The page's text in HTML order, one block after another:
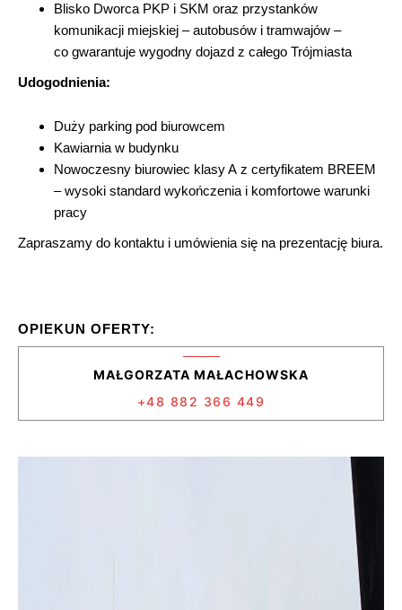
Blisko Dworca PKP i SKM oraz przystanków
komunikacji miejskiej – autobusów i tramwajów –
co gwarantuje wygodny dojazd z całego Trójmiasta
Udogodnienia:
Duży parking pod biurowcem
Kawiarnia w budynku
Nowoczesny biurowiec klasy A z certyfikatem BREEM
– wysoki standard wykończenia i komfortowe warunki
pracy
Zapraszamy do kontaktu i umówienia się na prezentację biura.
OPIEKUN OFERTY:
MAŁGORZATA MAŁACHOWSKA
+48 882 366 449